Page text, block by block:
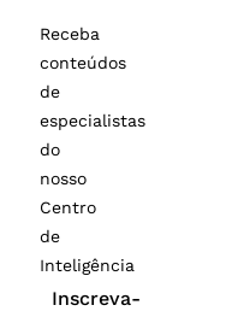
Receba
conteúdos
de
especialistas
do
nosso
Centro
de
Inteligência
Inscreva-